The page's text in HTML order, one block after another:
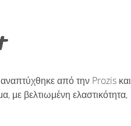
από την Prozis και
με βελτιωμένη ελαστικότητα,